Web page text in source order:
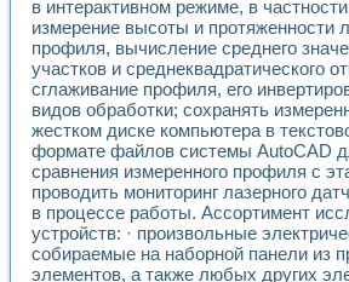
Стенд для исследования
Автоматизация контроля
Измерительный контроль с
Моделирование надежности и
Лабораторные практикумы и
Автоматизация
Автоматизированные
Виртуальный прибор для
Использование виртуальных
Использование программ
Лабораторный практикум по
Лабораторный практикум по
в интерактивном режиме, в
измерение высоты и протяженности
профиля, вычисление среднего
участков и среднеквадратического
сглаживание профиля, его
видов обработки; сохранять
жестком диске компьютера в
формате файлов системы AutoCAD
сравнения измеренного профиля с
проводить мониторинг лазерного
в процессе работы. Ассортимент
устройств: · произвольные
собираемые на наборной панели из
элементов, а также любых других